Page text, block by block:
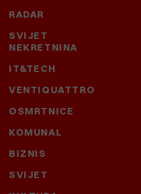
RADAR
SVIJET
NEKRETNINA
IT&TECH
VENTIQUATTRO
OSMRTNICE
KOMUNAL
BIZNIS
SVIJET